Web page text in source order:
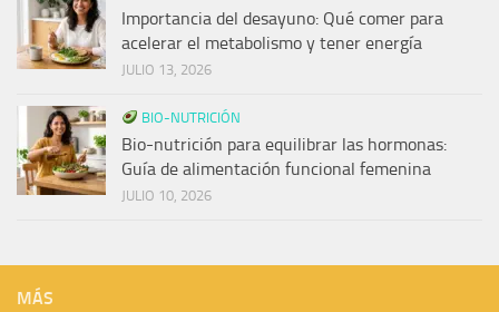
Importancia del desayuno: Qué comer para
acelerar el metabolismo y tener energía
JULIO 13, 2026
BIO-NUTRICIÓN
Bio-nutrición para equilibrar las hormonas:
Guía de alimentación funcional femenina
JULIO 10, 2026
MÁS